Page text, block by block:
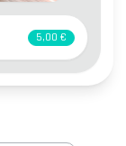
5,00 €